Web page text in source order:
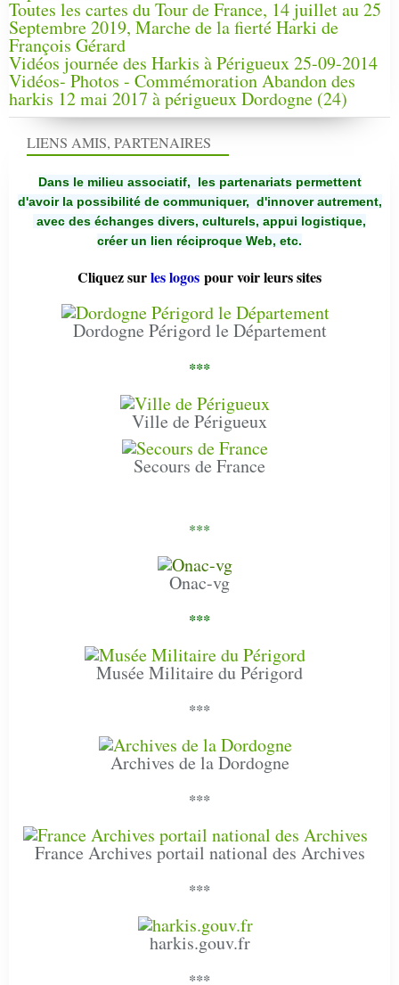
Toutes les cartes du Tour de France, 14 juillet au 25
Septembre 2019, Marche de la fierté Harki de
François Gérard
Vidéos journée des Harkis à Périgueux 25-09-2014
Vidéos- Photos - Commémoration Abandon des
harkis 12 mai 2017 à périgueux Dordogne (24)
LIENS AMIS, PARTENAIRES
Dans le milieu associatif, les partenariats permettent
d'avoir la possibilité de communiquer, d'innover autrement,
avec des échanges divers, culturels, appui logistique,
créer un lien réciproque Web, etc.
Cliquez surles logos pour voir leurs sites
Dordogne Périgord le Département
***
Ville de Périgueux
Secours de France
***
Onac-vg
***
Musée Militaire du Périgord
***
Archives de la Dordogne
***
France Archives portail national des Archives
***
harkis.gouv.fr
***